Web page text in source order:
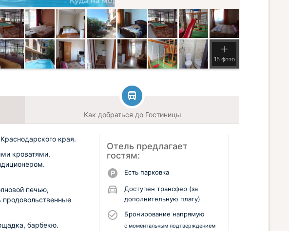
15 фото
Как добраться до Гостиницы
Отель предлагает
гостям:
Есть парковка
Доступен трансфер (за
дополнительную плату)
Бронирование напрямую
с моментальным подтверждением
края.
кроватями,
печью,
продовольственные
барбекю.